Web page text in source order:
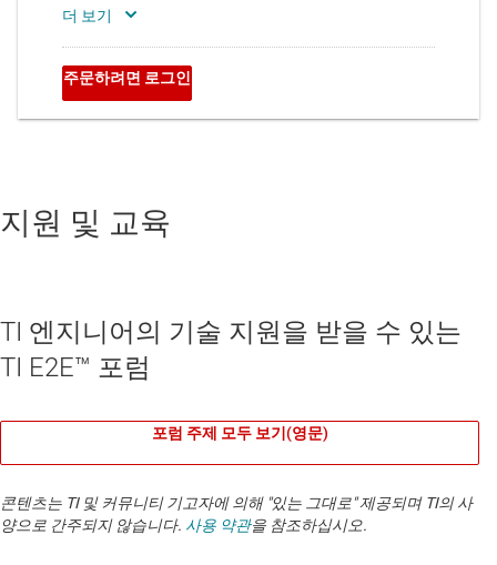
지원 및 교육
TI 엔지니어의 기술 지원을 받을 수 있는
TI E2E™ 포럼
포럼 주제 모두 보기(영문)
콘텐츠는 TI 및 커뮤니티 기고자에 의해 "있는 그대로" 제공되며 TI의 사
양으로 간주되지 않습니다. 사용 약관을 참조하십시오.